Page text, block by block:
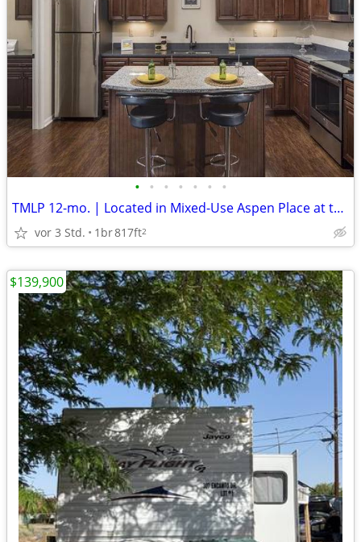
• • • • • • •
TMLP 12-mo. | Located in Mixed-Use Aspen Place at the Sawmill
vor 3 Std. 1br817ft2
$139,900